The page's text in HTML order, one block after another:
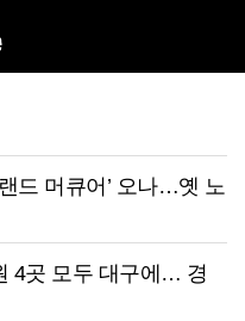
드 머큐어’ 오나…옛 노
4곳 모두 대구에… 경